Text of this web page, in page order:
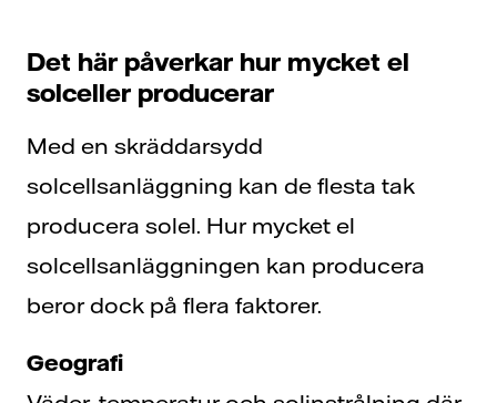
Det här påverkar hur mycket el
solceller producerar
Med en skräddarsydd
solcellsanläggning kan de flesta tak
producera solel. Hur mycket el
solcellsanläggningen kan producera
beror dock på flera faktorer.
Geografi